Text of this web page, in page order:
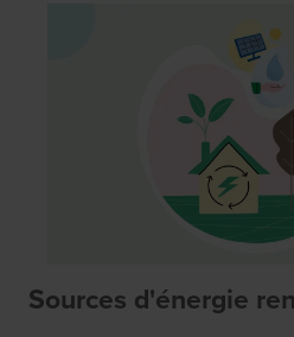
Sources d'énergie